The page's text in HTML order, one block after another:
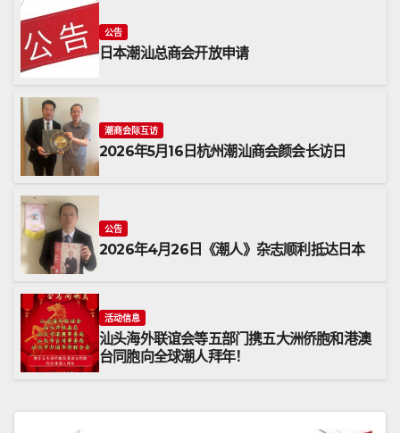
公告
日本潮汕总商会开放申请
潮商会际互访
2026年5月16日杭州潮汕商会颜会长访日
公告
2026年4月26日《潮人》杂志顺利抵达日本
活动信息
汕头海外联谊会等五部门携五大洲侨胞和港澳
台同胞向全球潮人拜年！